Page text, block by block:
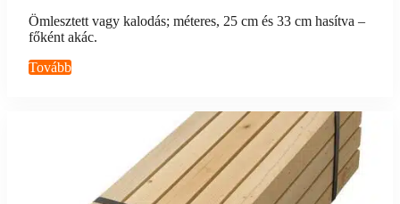
Ömlesztett vagy kalodás; méteres, 25 cm és 33 cm hasítva –
főként akác.
Tovább